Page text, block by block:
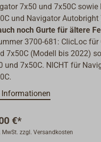
7x50 und 7x50C sowie
und Navigator Autobright
noch Gurte für ältere
3700-681: ClicLoc für
7x50C (Modell bis 2022)
und 7x50C. NICHT für
Informationen
€*
MwSt. zzgl. Versandkosten